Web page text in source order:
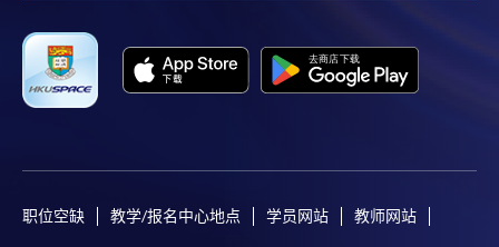
Google Chrome瀏覽器。
申請人不應閒置申請超過10分鐘。否則，申請人
必須重新開始整個申請程序。
報讀優惠，請親臨學院的報名中心報名。
在網上報名過程中，由於提交課程申請和付款在系
职位空缺 教学/报名中心地点 学员网站 教师网站